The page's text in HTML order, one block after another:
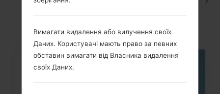
akaLG G8S ThinQ
Вимагати видалення або вилучення своїх
Даних. Користувачі мають право за певних
обставин вимагати від Власника видалення
своїх Даних.